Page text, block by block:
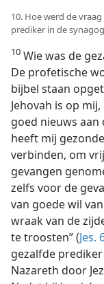
10. Hoe werd de
prediker in de
10 Wie was de
De profetische
bijbel staan
Jehovah is op
goed nieuws
heeft mij
verbinden, om
gevangen
zelfs voor de
van goede wil
wraak van de
te troosten” (Jes.
gezalfde
Nazareth door